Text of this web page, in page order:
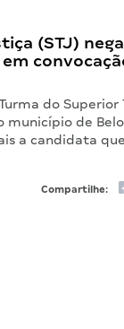
(STJ) nega
do Superior
município de
a candidata
Compartilhe: